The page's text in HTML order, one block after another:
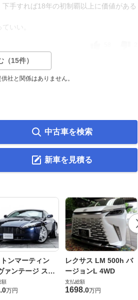
手すれば18年の初制覇以上に価値がある
いい。
15件）
社と関係はありません。
中古車を検索
新車を見積る
ンマーティン
ァンテージ スポ
フト
額
.0万円
レクサス LM 500h バ
ージョンL 4WD
支払総額
1698.0万円